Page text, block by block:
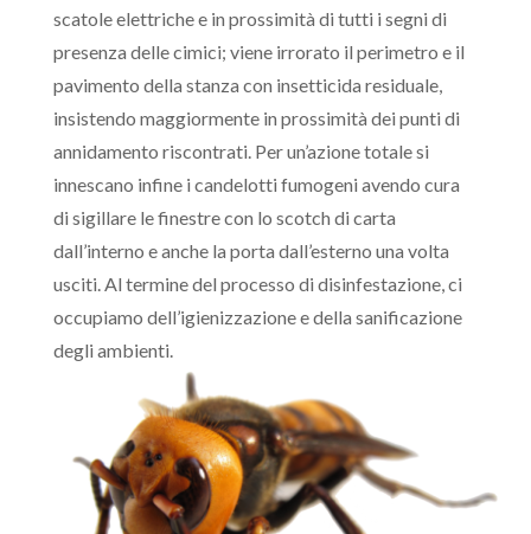
scatole elettriche e in prossimità di tutti i segni di
presenza delle cimici; viene irrorato il perimetro e il
pavimento della stanza con insetticida residuale,
insistendo maggiormente in prossimità dei punti di
annidamento riscontrati. Per un’azione totale si
innescano infine i candelotti fumogeni avendo cura
di sigillare le finestre con lo scotch di carta
dall’interno e anche la porta dall’esterno una volta
usciti. Al termine del processo di disinfestazione, ci
occupiamo dell’igienizzazione e della sanificazione
degli ambienti.